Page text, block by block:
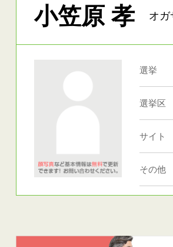
小笠原 孝 オガ
選挙
選挙区
サイト
その他